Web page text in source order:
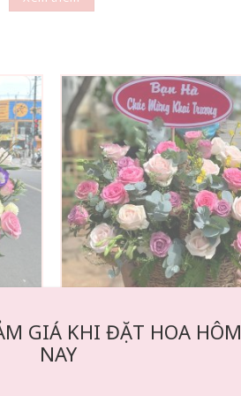
Giỏ hoa 35
GIÁ KHI ĐẶT HOA HÔM
NAY